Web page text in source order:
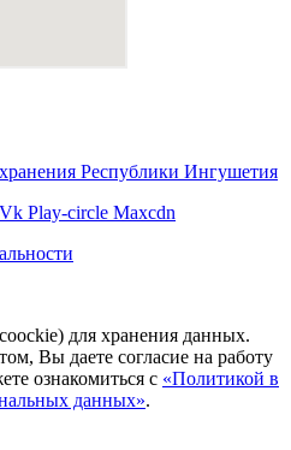
Республики Ингушетия
Vk Play-circle Maxcdn
для хранения данных.
Вы даете согласие на работу
ознакомиться с «Политикой в
данных».